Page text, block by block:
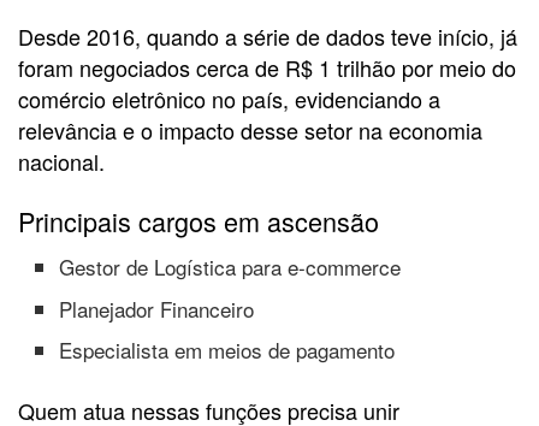
Desde 2016, quando a série de dados teve início, já
foram negociados cerca de R$ 1 trilhão por meio do
comércio eletrônico no país, evidenciando a
relevância e o impacto desse setor na economia
nacional.
Principais cargos em ascensão
Gestor de Logística para e-commerce
Planejador Financeiro
Especialista em meios de pagamento
Quem atua nessas funções precisa unir